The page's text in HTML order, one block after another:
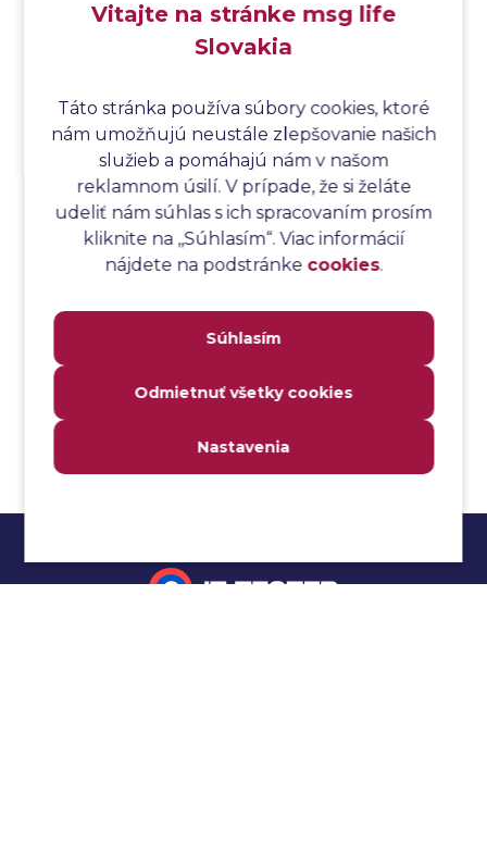
Analýza príčin a následkov
Analýza spôsobu a následkov zlyhania softvéru
Analýza stromu chýb
Analýza stromu chýb softvéru
Analýza testovacieho bodu
Analýza toku riadenia
Analýza toku údajov
Analýza webových stránok a inventár meraní
Analyzovateľnosť
Anti-malvér
Vitajte na stránke msg life
Slovakia
Táto stránka používa súbory cookies, ktoré
nám umožňujú neustále zlepšovanie našich
služieb a pomáhajú nám v našom
reklamnom úsilí. V prípade, že si želáte
udeliť nám súhlas s ich spracovaním prosím
kliknite na ,,Súhlasím“. Viac informácií
nájdete na podstránke cookies.
Súhlasím
Odmietnuť všetky cookies
Nastavenia